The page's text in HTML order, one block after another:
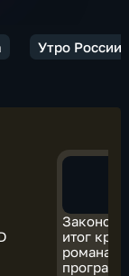
Утро России
итог
романа!